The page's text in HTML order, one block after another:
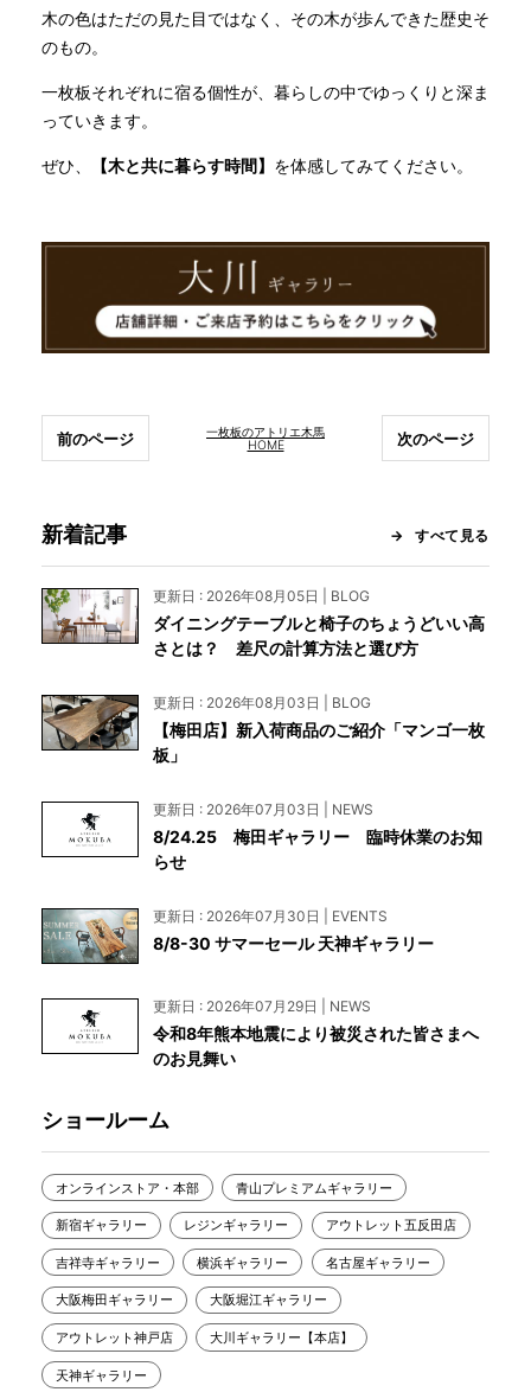
木の色はただの見た目ではなく、その木が歩んできた歴史そ
のもの。
一枚板それぞれに宿る個性が、暮らしの中でゆっくりと深ま
っていきます。
ぜひ、 【木と共に暮らす時間】 を体感してみてください。
一枚板のアトリエ木馬
HOME
前のページ 次のページ
新着記事 すべて見る
更新日 : 2026年08月05日 | BLOG
ダイニングテーブルと椅子のちょうどいい高
さとは？ 差尺の計算方法と選び方
更新日 : 2026年08月03日 | BLOG
【梅田店】新入荷商品のご紹介「マンゴ一枚
板」
更新日 : 2026年07月03日 | NEWS
8/24.25 梅田ギャラリー 臨時休業のお知
らせ
更新日 : 2026年07月30日 | EVENTS
8/8-30 サマーセール 天神ギャラリー
更新日 : 2026年07月29日 | NEWS
令和8年熊本地震により被災された皆さまへ
のお見舞い
ショールーム
オンラインストア・本部 青山プレミアムギャラリー
新宿ギャラリー レジンギャラリー アウトレット五反田店
吉祥寺ギャラリー 横浜ギャラリー 名古屋ギャラリー
大阪梅田ギャラリー 大阪堀江ギャラリー
アウトレット神戸店 大川ギャラリー【本店】
天神ギャラリー